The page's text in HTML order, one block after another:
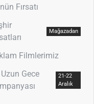
Fırsatı
Mağazadan
Filmlerimiz
Gece
21-22
Aralık